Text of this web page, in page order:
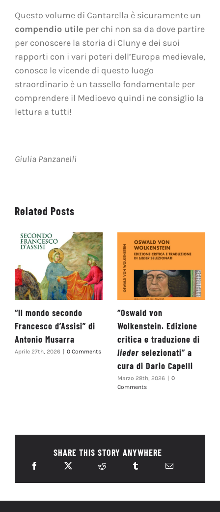
Questo volume di Cantarella è sicuramente un
compendio utile per chi non sa da dove partire
per conoscere la storia di Cluny e dei suoi
rapporti con i vari poteri dell’Europa medievale,
conosce le vicende di questo luogo
straordinario è un tassello fondamentale per
comprendere il Medioevo quindi ne consiglio la
lettura a tutti!
Giulia Panzanelli
Related Posts
“Il mondo secondo
Francesco d’Assisi” di
Antonio Musarra
Aprile 27th, 2026 0 Comments
“Oswald von
Wolkenstein. Edizione
critica e traduzione di
liederselezionati” a
cura di Dario Capelli
Marzo 28th, 2026
0
Comments
SHARE THIS STORY ANYWHERE